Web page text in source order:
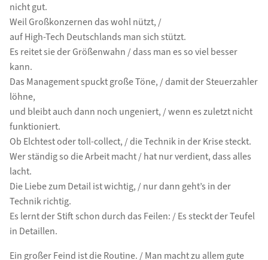
nicht gut.
Weil Großkonzernen das wohl nützt, /
auf High-Tech Deutschlands man sich stützt.
Es reitet sie der Größenwahn / dass man es so viel besser
kann.
Das Management spuckt große Töne, / damit der Steuerzahler
löhne,
und bleibt auch dann noch ungeniert, / wenn es zuletzt nicht
funktioniert.
Ob Elchtest oder toll-collect, / die Technik in der Krise steckt.
Wer ständig so die Arbeit macht / hat nur verdient, dass alles
lacht.
Die Liebe zum Detail ist wichtig, / nur dann geht’s in der
Technik richtig.
Es lernt der Stift schon durch das Feilen: / Es steckt der Teufel
in Detaillen.
Ein großer Feind ist die Routine. / Man macht zu allem gute